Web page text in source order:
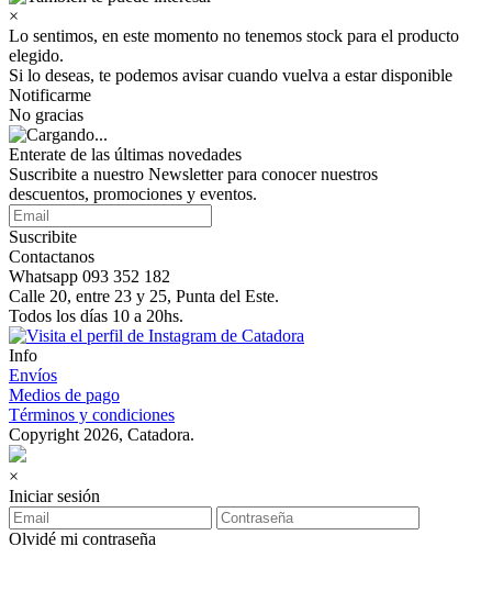
×
Lo sentimos, en este momento no tenemos stock para el producto
elegido.
Si lo deseas, te podemos avisar cuando vuelva a estar disponible
Notificarme
No gracias
Enterate de las últimas novedades
Suscribite a nuestro Newsletter para conocer nuestros
descuentos, promociones y eventos.
Suscribite
Contactanos
Whatsapp 093 352 182
Calle 20, entre 23 y 25, Punta del Este.
Todos los días 10 a 20hs.
Info
Envíos
Medios de pago
Términos y condiciones
Copyright 2026, Catadora.
×
Iniciar sesión
Olvidé mi contraseña